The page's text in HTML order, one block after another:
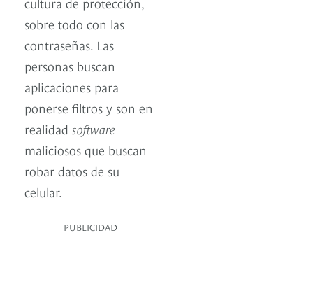
sobre todo con las
contraseñas. Las
personas buscan
aplicaciones para
ponerse filtros y son en
realidad software
maliciosos que buscan
robar datos de su
celular.
PUBLICIDAD